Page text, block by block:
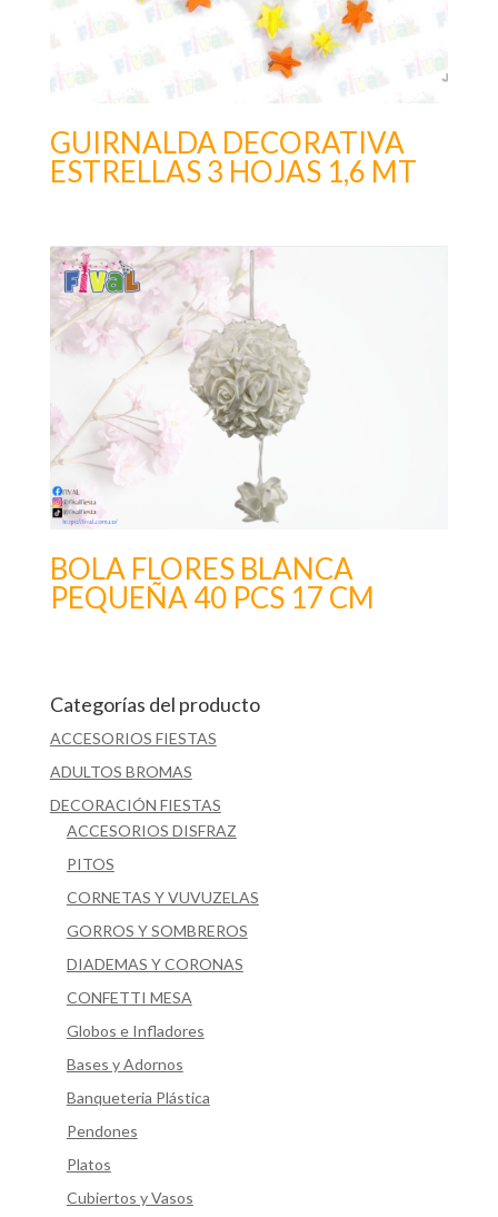
GUIRNALDA DECORATIVA
ESTRELLAS 3 HOJAS 1,6 MT
BOLA FLORES BLANCA
PEQUEÑA 40 PCS 17 CM
Categorías del producto
ACCESORIOS FIESTAS
ADULTOS BROMAS
DECORACIÓN FIESTAS
ACCESORIOS DISFRAZ
PITOS
CORNETAS Y VUVUZELAS
GORROS Y SOMBREROS
DIADEMAS Y CORONAS
CONFETTI MESA
Globos e Infladores
Bases y Adornos
Banqueteria Plástica
Pendones
Platos
Cubiertos y Vasos